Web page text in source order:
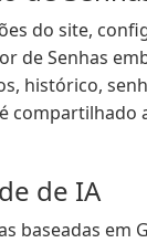
do site,
de Senhas
histórico,
compartilhado
de IA
baseadas em